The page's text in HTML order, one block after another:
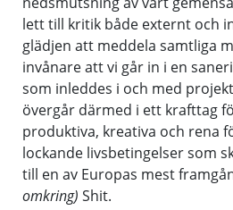
lett till kritik både externt och
glädjen att meddela samtliga
invånare att vi går in i en
som inleddes i och med
övergår därmed i ett krafttag
produktiva, kreativa och rena
lockande livsbetingelser som
till en av Europas mest
omkring) Shit.